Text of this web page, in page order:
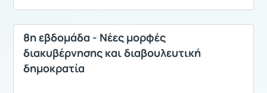
8η εβδομάδα - Νέες μορφές
διακυβέρνησης και διαβουλευτική
δημοκρατία